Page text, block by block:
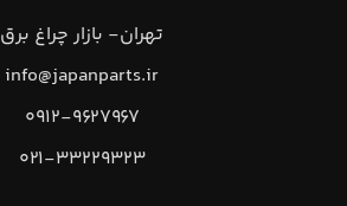
تهران- بازار چراغ برق
info@japanparts.ir
۰۹۱۲-۹۶۲۷۹۶۷
۰۲۱-۳۳۲۲۹۳۲۳